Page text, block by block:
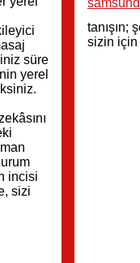
süre
yerel
incisi
sizi
tanışın;
sizin için